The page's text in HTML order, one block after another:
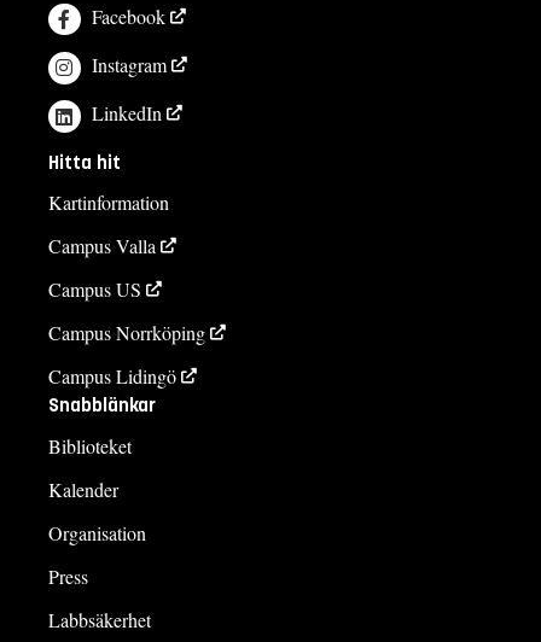
Facebook
Instagram
LinkedIn
Hitta hit
Kartinformation
Campus Valla
Campus US
Campus Norrköping
Campus Lidingö
Snabblänkar
Biblioteket
Kalender
Organisation
Press
Labbsäkerhet